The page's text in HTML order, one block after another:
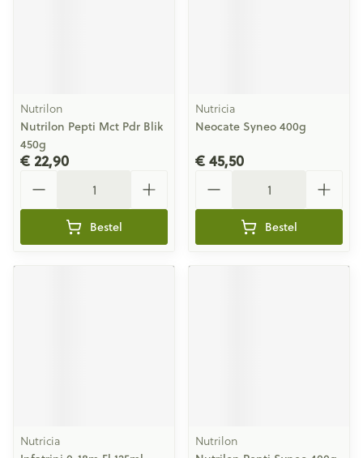
Nutrilon
Nutrilon Pepti Mct Pdr Blik
450g
€ 22,90
Bestel
Nutricia
Neocate Syneo 400g
€ 45,50
Bestel
Nutricia
Nutrilon